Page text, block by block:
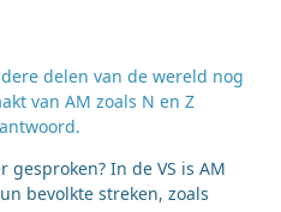
delen van de wereld nog
van AM zoals N en Z
gesproken? In de VS is AM
bevolkte streken, zoals